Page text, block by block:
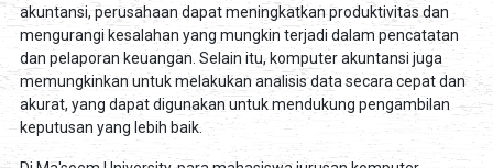
akuntansi, perusahaan dapat meningkatkan produktivitas dan
mengurangi kesalahan yang mungkin terjadi dalam pencatatan
dan pelaporan keuangan. Selain itu, komputer akuntansi juga
memungkinkan untuk melakukan analisis data secara cepat dan
akurat, yang dapat digunakan untuk mendukung pengambilan
keputusan yang lebih baik.